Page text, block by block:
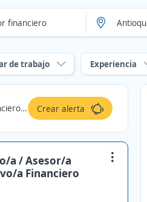
de trabajo Experiencia
Crear alerta
a / Asesor/a
a Financiero